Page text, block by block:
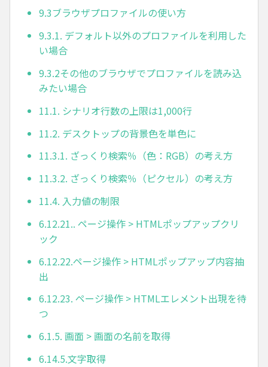
9.3ブラウザプロファイルの使い方
9.3.1. デフォルト以外のプロファイルを利用した
い場合
9.3.2その他のブラウザでプロファイルを読み込
みたい場合
11.1. シナリオ行数の上限は1,000行
11.2. デスクトップの背景色を単色に
11.3.1. ざっくり検索％（色：RGB）の考え方
11.3.2. ざっくり検索％（ピクセル）の考え方
11.4. 入力値の制限
6.12.21.. ページ操作 > HTMLポップアップクリ
ック
6.12.22.ページ操作 > HTMLポップアップ内容抽
出
6.12.23. ページ操作 > HTMLエレメント出現を待
つ
6.1.5. 画面 > 画面の名前を取得
6.14.5.文字取得